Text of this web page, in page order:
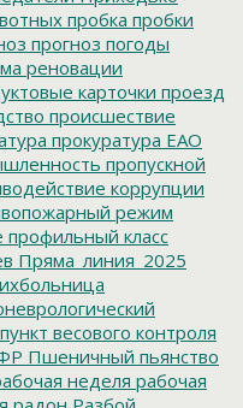
пробка пробки
прогноз погоды
реновации
карточки проезд
происшествие
прокуратура ЕАО
пропускной
коррупции
режим
профильный класс
Пряма_линия_2025
пункт весового контроля
Пшеничный пьянство
неделя рабочая